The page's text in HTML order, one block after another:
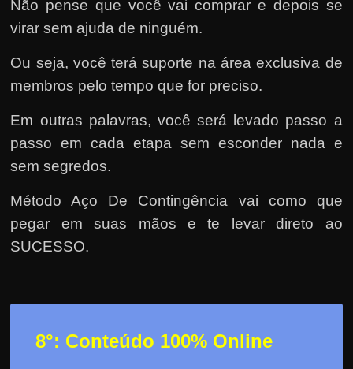
Não pense que você vai comprar e depois se
virar sem ajuda de ninguém.
Ou seja, você terá suporte na área exclusiva de
membros pelo tempo que for preciso.
Em outras palavras, você será levado passo a
passo em cada etapa sem esconder nada e
sem segredos.
Método Aço De Contingência vai como que
pegar em suas mãos e te levar direto ao
SUCESSO.
8°: Conteúdo 100% Online